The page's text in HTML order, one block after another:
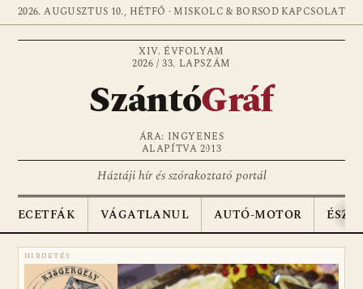
2026. AUGUSZTUS 10., HÉTFŐ · MISKOLC & BORSOD KAPCSOLAT
XIV. ÉVFOLYAM
2026 / 33. LAPSZÁM
SzántóGráf
ÁRA: INGYENES
ALAPÍTVA 2013
Háztáji hír és szórakoztató portál
ECETFÁK VÁGATLANUL AUTÓ-MOTOR
HIRDETÉS